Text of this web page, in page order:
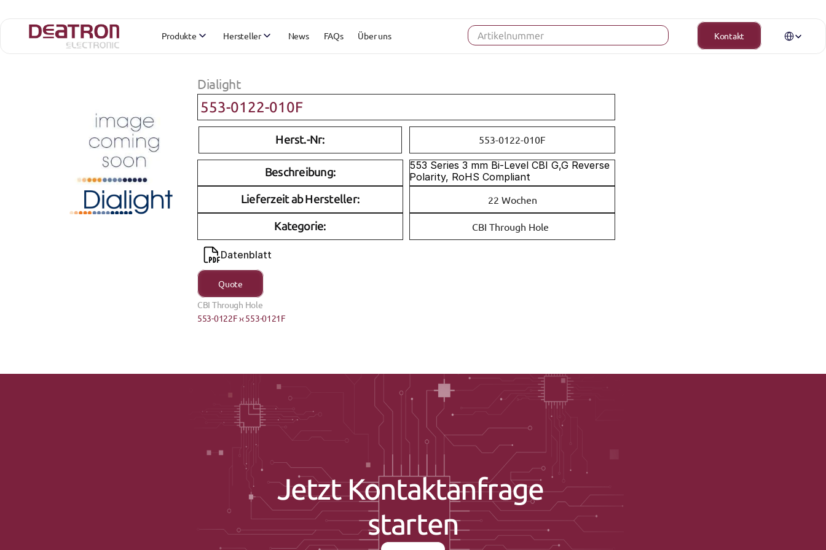
Dialight
553-0122-010F
Herst.-Nr: 553-0122-010F
Beschreibung:
553 Series 3 mm Bi-Level CBI G,G Reverse
Polarity, RoHS Compliant
Lieferzeit ab Hersteller: 22 Wochen
Kategorie: CBI Through Hole
Datenblatt
Quote
CBI Through Hole
553-0122F ›‹ 553-0121F
Kontakt
Produkte Hersteller News FAQs Über uns Artikelnummer
Jetzt Kontaktanfrage
starten